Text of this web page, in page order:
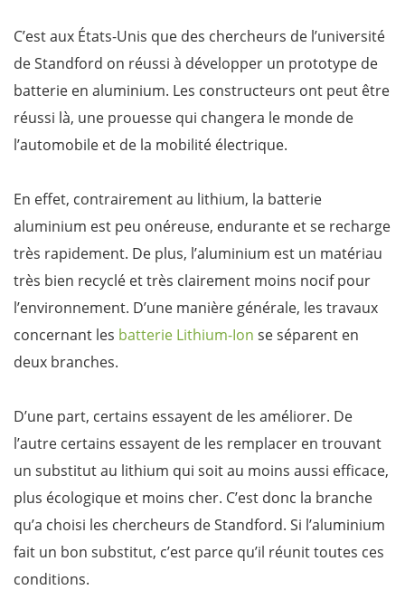
C’est aux États-Unis que des chercheurs de l’université
de Standford on réussi à développer un prototype de
batterie en aluminium. Les constructeurs ont peut être
réussi là, une prouesse qui changera le monde de
l’automobile et de la mobilité électrique.
En effet, contrairement au lithium, la batterie
aluminium est peu onéreuse, endurante et se recharge
très rapidement. De plus, l’aluminium est un matériau
très bien recyclé et très clairement moins nocif pour
l’environnement. D’une manière générale, les travaux
concernant les batterie Lithium-Ion se séparent en
deux branches.
D’une part, certains essayent de les améliorer. De
l’autre certains essayent de les remplacer en trouvant
un substitut au lithium qui soit au moins aussi efficace,
plus écologique et moins cher. C’est donc la branche
qu’a choisi les chercheurs de Standford. Si l’aluminium
fait un bon substitut, c’est parce qu’il réunit toutes ces
conditions.